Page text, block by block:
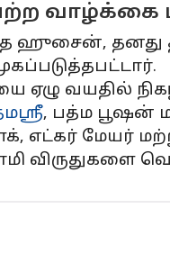
வாழ்க்கை
ஹுசைன்,
ஏழு வயதில்
, பத்ம பூஷன்
எட்கர் மேயர்
விருதுகளை